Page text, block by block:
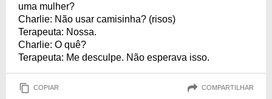
uma mulher?
Charlie: Não usar camisinha? (risos)
Terapeuta: Nossa.
Charlie: O quê?
Terapeuta: Me desculpe. Não esperava isso.
COPIAR COMPARTILHAR